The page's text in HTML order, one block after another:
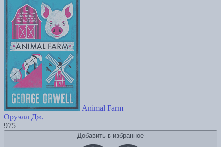
Animal Farm
Оруэлл Дж.
975
Добавить в избранное